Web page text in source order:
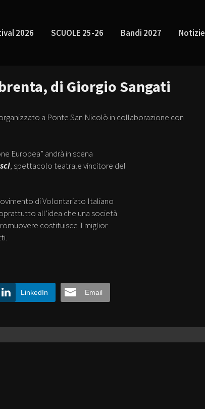
2026 SCUOLE 25-26 Bandi 2027 Notizie
di Giorgio Sangati
a Ponte San Nicolò in collaborazione con
Europea” andrà in scena
, spettacolo teatrale vincitore del
di Volontariato Italiano
all’idea che una società
costituisce il miglior
LinkedIn Email